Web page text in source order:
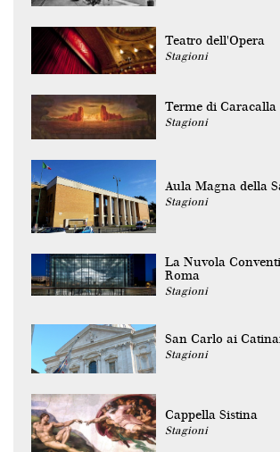
Teatro dell'Opera
Stagioni
Terme di Caracalla
Stagioni
Aula Magna della
Stagioni
La Nuvola
Roma
Stagioni
San Carlo ai
Stagioni
Cappella Sistina
Stagioni